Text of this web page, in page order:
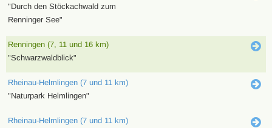
"Durch den Stöckachwald zum
Renninger See"
Renningen (7, 11 und 16 km)
"Schwarzwaldblick"
Rheinau-Helmlingen (7 und 11 km)
"Naturpark Helmlingen"
Rheinau-Helmlingen (7 und 11 km)